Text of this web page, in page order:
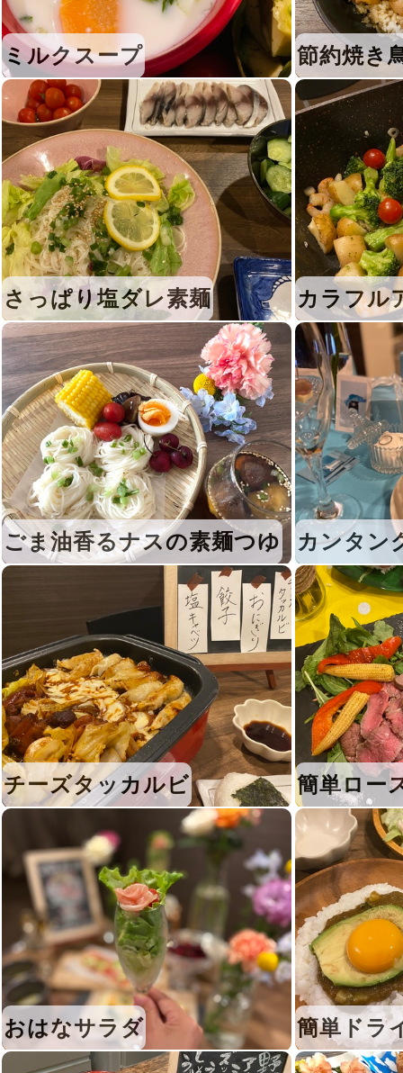
ミルクスープ 節約焼き
さっぱり塩ダレ素麺 カラフル
ごま油香るナスの素麺つゆ カンタン
チーズタッカルビ 簡単ロー
おはなサラダ 簡単ドラ